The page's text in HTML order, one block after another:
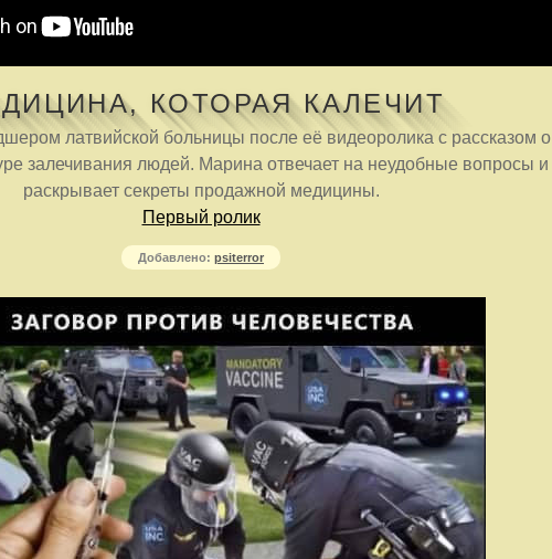
КОТОРАЯ КАЛЕЧИТ
латвийской больницы после её видеоролика с рассказом о
залечивания людей. Марина отвечает на неудобные вопросы и
раскрывает секреты продажной медицины.
Первый ролик
Добавлено: psiterror